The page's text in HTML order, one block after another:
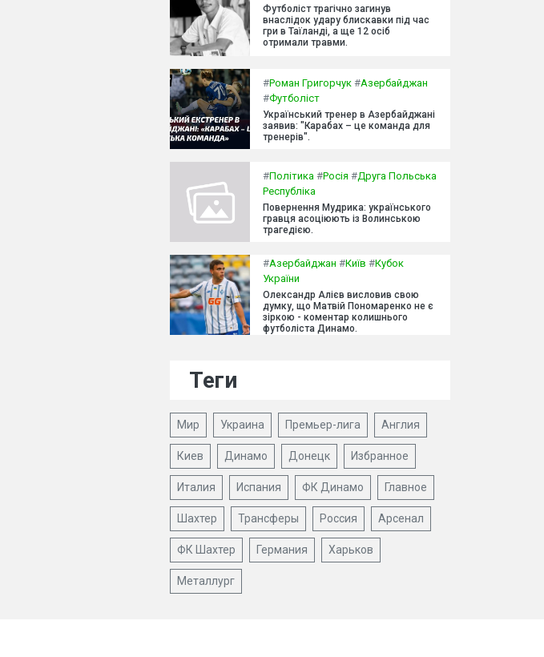
Футболіст трагічно загинув
внаслідок удару блискавки під час
гри в Таїланді, а ще 12 осіб
отримали травми.
#Роман Григорчук #Азербайджан
#Футболіст
Український тренер в Азербайджані
заявив: "Карабах – це команда для
тренерів".
#Політика #Росія #Друга Польська
Республіка
Повернення Мудрика: українського
гравця асоціюють із Волинською
трагедією.
#Азербайджан #Київ #Кубок
України
Олександр Алієв висловив свою
думку, що Матвій Пономаренко не є
зіркою - коментар колишнього
футболіста Динамо.
Теги
Мир Украина Премьер-лига Англия
Киев Динамо Донецк Избранное
Италия Испания ФК Динамо Главное
Шахтер Трансферы Россия Арсенал
ФК Шахтер Германия Харьков
Металлург